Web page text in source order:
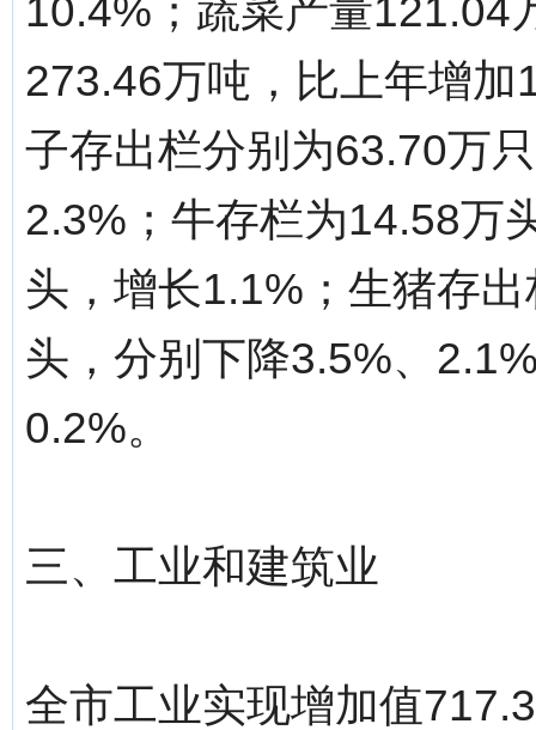
10.4%；蔬菜产量121.04
273.46万吨，比上年增
子存出栏分别为63.70万
2.3%；牛存栏为14.58万
头，增长1.1%；生猪存
头，分别下降3.5%、
0.2%。
三、工业和建筑业
全市工业实现增加值